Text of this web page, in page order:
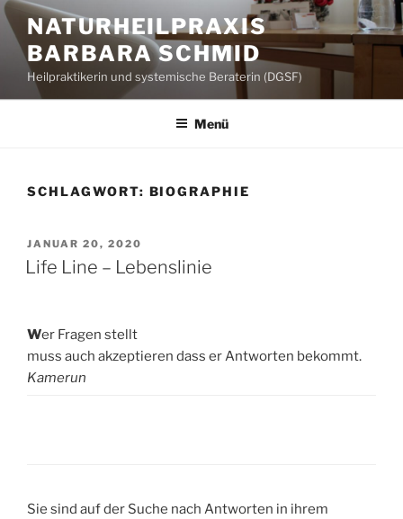
Zum
Inhalt
springen
NATURHEILPRAXIS
BARBARA SCHMID
Heilpraktikerin und systemische Beraterin (DGSF)
Menü
SCHLAGWORT: BIOGRAPHIE
VERÖFFENTLICHT
AM
JANUAR 20, 2020
Life Line – Lebenslinie
Wer Fragen stellt
muss auch akzeptieren dass er Antworten bekommt.
Kamerun
Sie sind auf der Suche nach Antworten in ihrem